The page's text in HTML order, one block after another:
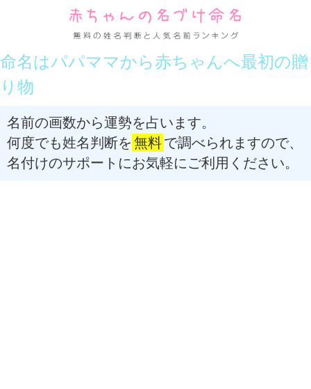
命名はパパママから赤ちゃんへ最初の贈
り物
名前の画数から運勢を占います。
何度でも姓名判断を 無料で調べられますので、
名付けのサポートにお気軽にご利用ください。